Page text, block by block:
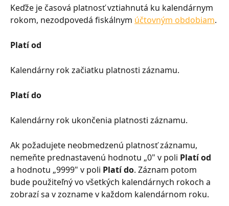
Keďže je časová platnosť vztiahnutá ku kalendárnym
rokom, nezodpovedá fiskálnym účtovným obdobiam.
Platí od
Kalendárny rok začiatku platnosti záznamu.
Platí do
Kalendárny rok ukončenia platnosti záznamu.
Ak požadujete neobmedzenú platnosť záznamu,
nemeňte prednastavenú hodnotu „0" v poli Platí od
a hodnotu „9999" v poli Platí do. Záznam potom
bude použiteľný vo všetkých kalendárnych rokoch a
zobrazí sa v zozname v každom kalendárnom roku.